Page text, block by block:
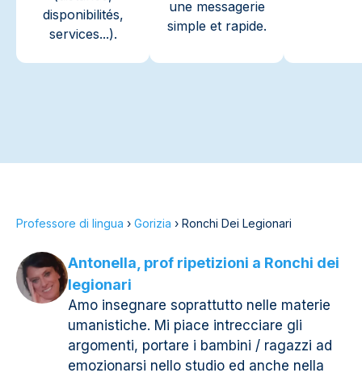
disponibilités,
services...).
une messagerie
simple et rapide.
Professore di lingua › Gorizia › Ronchi Dei Legionari
Antonella, prof ripetizioni a Ronchi dei
legionari
Amo insegnare soprattutto nelle materie
umanistiche. Mi piace intrecciare gli
argomenti, portare i bambini / ragazzi ad
emozionarsi nello studio ed anche nella